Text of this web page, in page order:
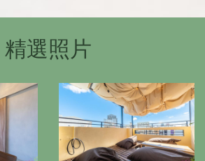
精選照片